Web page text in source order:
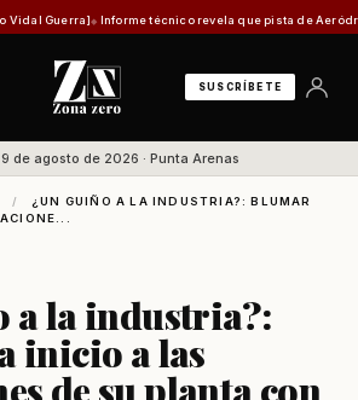
Informe técnico revela que pista de Aeródromo de
SUSCRÍBETE
de agosto de 2026 · Punta Arenas
/
¿UN GUIÑO A LA INDUSTRIA?: BLUMAR
a la industria?:
inicio a las
de su planta con